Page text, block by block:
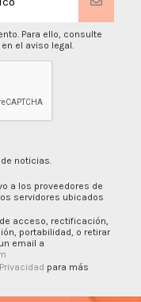
Para ello, consulte
el aviso legal.
noticias.
a los proveedores de
servidores ubicados
acceso, rectificación,
portabilidad, o retirar
email a
para más